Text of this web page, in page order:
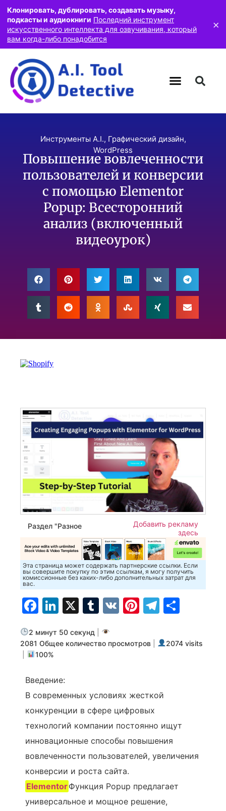
Инструменты A.I., Графический дизайн,
WordPress
Повышение вовлеченности
пользователей и конверсии
с помощью Elementor
Popup: Всесторонний
анализ (включенный
видеоурок)
Раздел "Разное
Добавить рекламу
здесь
Эта страница может содержать партнерские ссылки. Если
вы совершите покупку по этим ссылкам, я могу получить
комиссионные без каких-либо дополнительных затрат для
вас.
Facebook
LinkedIn
X Tumblr
VK Pinterest
2 минут 50 секунд
2081 Общее количество просмотров
2074 visits
100%
Введение:
В современных условиях жесткой
конкуренции в сфере цифровых
технологий компании постоянно ищут
инновационные способы повышения
вовлеченности пользователей, увеличения
конверсии и роста сайта.
ElementorФункция Popup предлагает
универсальное и мощное решение,
Клонировать, дублировать, создавать музыку,
подкасты и аудиокниги Последний инструмент
искусственного интеллекта для озвучивания, который
вам когда-либо понадобится
×